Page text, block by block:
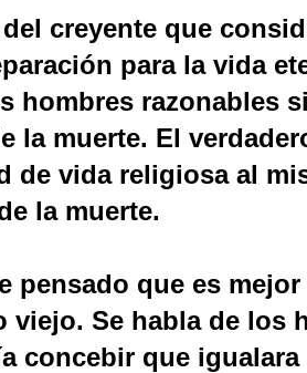
creyente que
para la vida
hombres razonables
la muerte. El
de vida religiosa al
la muerte.
pensado que es
viejo. Se habla de los
concebir que